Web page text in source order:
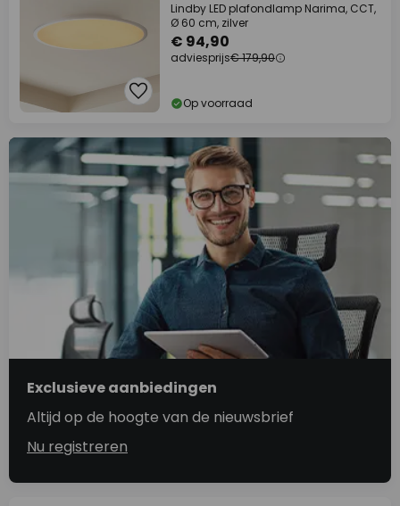
Lindby LED plafondlamp Narima, CCT,
Ø 60 cm, zilver
€ 94,90
adviesprijs€ 179,90
Op voorraad
Exclusieve aanbiedingen
Altijd op de hoogte van de nieuwsbrief
Nu registreren